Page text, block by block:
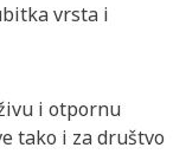
vrsta i
i otpornu
tako i za društvo